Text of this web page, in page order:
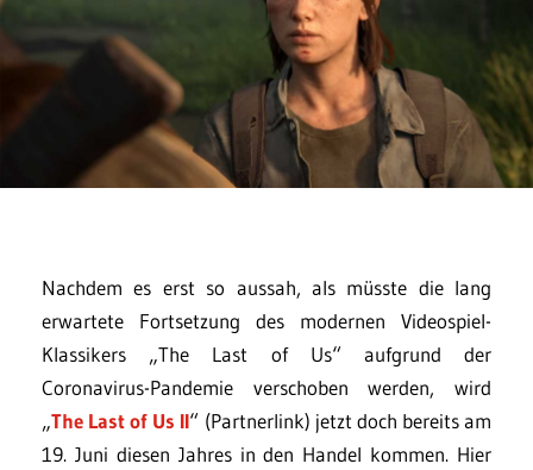
Nachdem es erst so aussah, als müsste die lang
erwartete Fortsetzung des modernen Videospiel-
Klassikers „The Last of Us“ aufgrund der
Coronavirus-Pandemie verschoben werden, wird
„The Last of Us II“ (Partnerlink) jetzt doch bereits am
19. Juni diesen Jahres in den Handel kommen. Hier